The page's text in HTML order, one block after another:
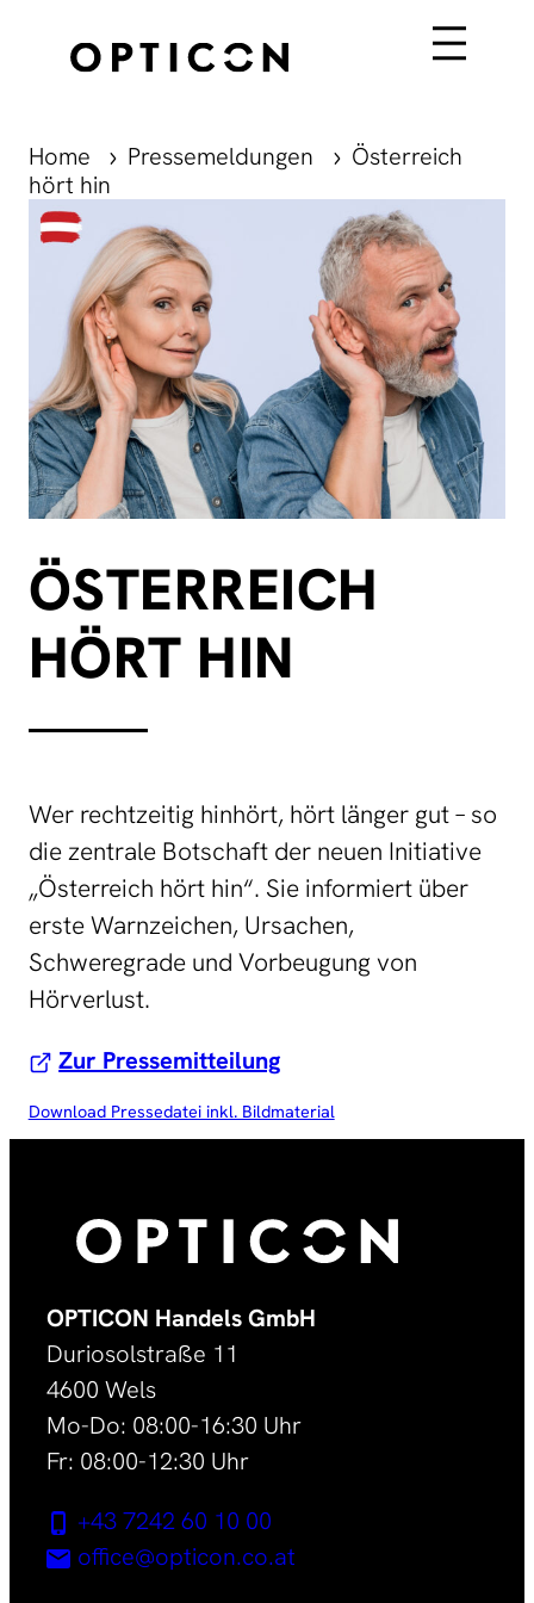
Home Pressemeldungen
Österreich
hört hin
ÖSTERREICH
HÖRT HIN
Wer rechtzeitig hinhört, hört länger gut – so
die zentrale Botschaft der neuen Initiative
„Österreich hört hin“. Sie informiert über
erste Warnzeichen, Ursachen,
Schweregrade und Vorbeugung von
Hörverlust.
Zur Pressemitteilung
Download Pressedatei inkl. Bildmaterial
OPTICON Handels GmbH
Duriosolstraße 11
4600 Wels
Mo-Do: 08:00-16:30 Uhr
Fr: 08:00-12:30 Uhr
+43 7242 60 10 00
office@opticon.co.at